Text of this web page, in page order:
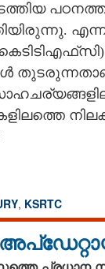
, KSRTC